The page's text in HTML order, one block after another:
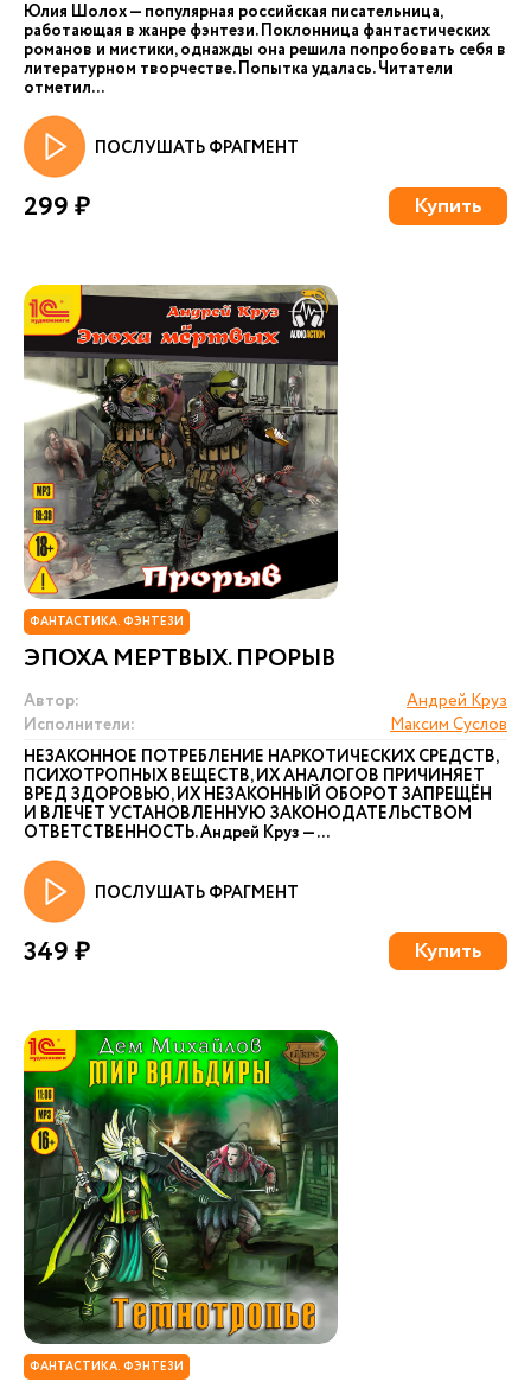
Юлия Шолох — популярная российская писательница,
работающая в жанре фэнтези. Поклонница фантастических
романов и мистики, однажды она решила попробовать себя в
литературном творчестве. Попытка удалась. Читатели
отметил...
ПОСЛУШАТЬ ФРАГМЕНТ
299 ₽ Купить
ФАНТАСТИКА. ФЭНТЕЗИ
ЭПОХА МЕРТВЫХ. ПРОРЫВ
Автор:
Андрей Круз
Исполнители:
Максим Суслов
НЕЗАКОННОЕ ПОТРЕБЛЕНИЕ НАРКОТИЧЕСКИХ СРЕДСТВ,
ПСИХОТРОПНЫХ ВЕЩЕСТВ, ИХ АНАЛОГОВ ПРИЧИНЯЕТ
ВРЕД ЗДОРОВЬЮ, ИХ НЕЗАКОННЫЙ ОБОРОТ ЗАПРЕЩЁН
И ВЛЕЧЕТ УСТАНОВЛЕННУЮ ЗАКОНОДАТЕЛЬСТВОМ
ОТВЕТСТВЕННОСТЬ. Андрей Круз — ...
ПОСЛУШАТЬ ФРАГМЕНТ
349 ₽ Купить
ФАНТАСТИКА. ФЭНТЕЗИ